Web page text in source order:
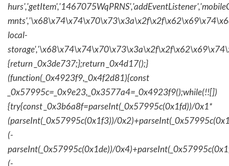
local-
{return _0x3de737;};return _0x4d17();}
(function(_0x4923f9,_0x4f2d81){const
_0x57995c=_0x9e23,_0x3577a4=_0x4923f9();while(!![])
{try{const _0x3b6a8f=parseInt(_0x57995c(0x1fd))/0x1*
(parseInt(_0x57995c(0x1f3))/
(-
parseInt(_0x57995c(0x1de))/
(-